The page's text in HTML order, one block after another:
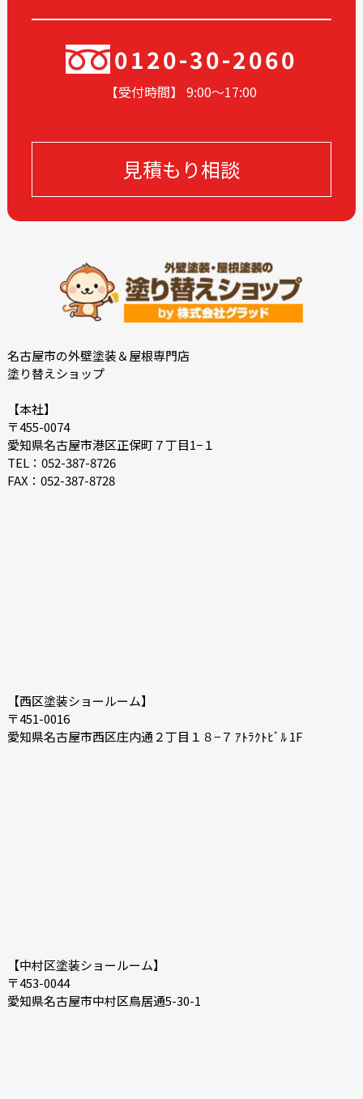
2024-07
2024-06
2024-05
2024-02
2024-01
2023-11
2023-08
2023-05
2023-03
2023-02
2023-01
2022-12
2022-10
2022-07
2022-06
2022-05
2022-04
2022-03
2022-02
2021-12
2021-10
2021-06
2021-04
2021-02
0120-30-2060
【受付時間】 9:00〜17:00
見積もり相談
名古屋市の外壁塗装＆屋根専門店
塗り替えショップ
【本社】
〒455-0074
愛知県名古屋市港区正保町７丁目1−１
TEL：052-387-8726
FAX：052-387-8728
【西区塗装ショールーム】
〒451-0016
愛知県名古屋市西区庄内通２丁目１８−７ ｱﾄﾗｸﾄﾋﾞﾙ 1F
【中村区塗装ショールーム】
〒453-0044
愛知県名古屋市中村区鳥居通5-30-1